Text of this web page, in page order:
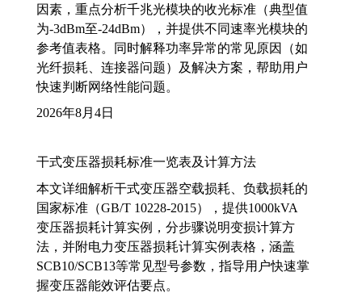
因素，重点分析千兆光模块的收光标准（典型值
为-3dBm至-24dBm），并提供不同速率光模块的
参考值表格。同时解释功率异常的常见原因（如
光纤损耗、连接器问题）及解决方案，帮助用户
快速判断网络性能问题。
2026年8月4日
干式变压器损耗标准一览表及计算方法
本文详细解析干式变压器空载损耗、负载损耗的
国家标准（GB/T 10228-2015），提供1000kVA
变压器损耗计算实例，分步骤说明变损计算方
法，并附电力变压器损耗计算实例表格，涵盖
SCB10/SCB13等常见型号参数，指导用户快速掌
握变压器能效评估要点。